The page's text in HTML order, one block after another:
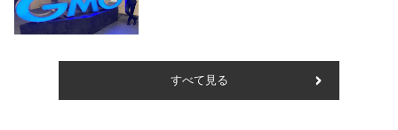
すべて見る